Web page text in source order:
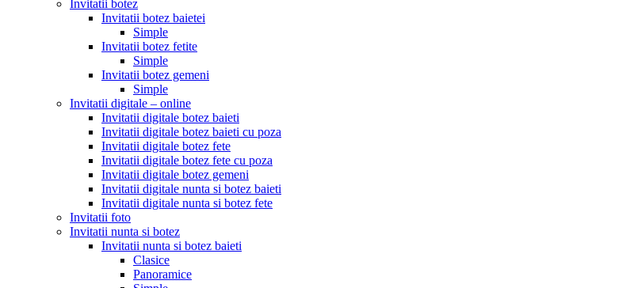
Invitatii botez
Invitatii botez baietei
Simple
Invitatii botez fetite
Simple
Invitatii botez gemeni
Simple
Invitatii digitale – online
Invitatii digitale botez baieti
Invitatii digitale botez baieti cu poza
Invitatii digitale botez fete
Invitatii digitale botez fete cu poza
Invitatii digitale botez gemeni
Invitatii digitale nunta si botez baieti
Invitatii digitale nunta si botez fete
Invitatii foto
Invitatii nunta si botez
Invitatii nunta si botez baieti
Clasice
Panoramice